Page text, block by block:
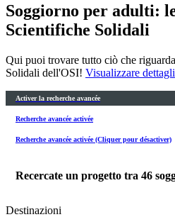
Soggiorno per adulti:
Scientifiche Solidali
Qui puoi trovare tutto ciò che
Solidali dell'OSI! Visualizzare dettagli
Activer la recherche avancée
Recherche avancée activée
Recherche avancée activée (Cliquer pour désactiver)
Recercate un progetto tra 46
Destinazioni